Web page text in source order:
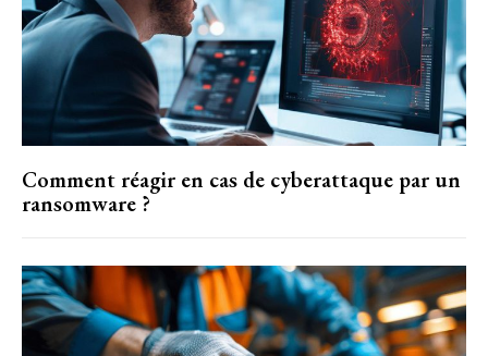
Comment réagir en cas de cyberattaque par un
ransomware ?